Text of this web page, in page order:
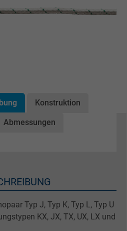
Konstruktion
Abmessungen
Typ J, Typ K, Typ L, Typ U
KX, JX, TX, UX, LX und